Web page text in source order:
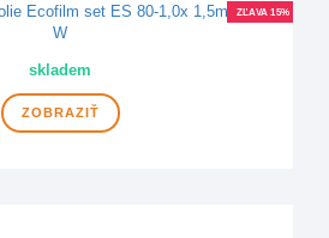
ZĽAVA 15%
skladem
ZOBRAZIŤ